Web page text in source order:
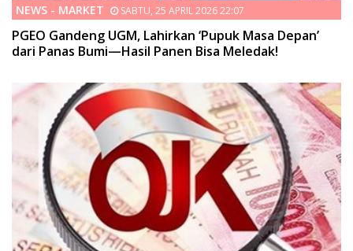
NEWS - MARKET SABTU, 25 APRIL 2026 22:07
PGEO Gandeng UGM, Lahirkan ‘Pupuk Masa Depan’
dari Panas Bumi—Hasil Panen Bisa Meledak!